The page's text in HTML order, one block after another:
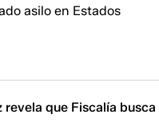
asilo en Estados
revela que Fiscalía busca